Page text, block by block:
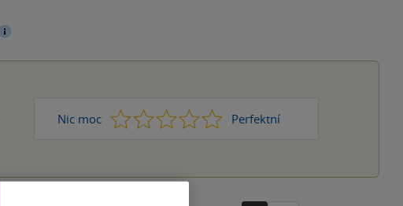
Nic moc 1 2 3 4 Perfektní
5